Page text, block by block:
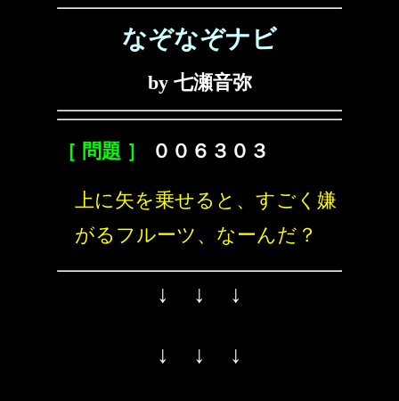
なぞなぞナビ
by 七瀬音弥
［ 問題 ］ ００６３０３
上に矢を乗せると、すごく嫌
がるフルーツ、なーんだ？
↓ ↓ ↓
↓ ↓ ↓